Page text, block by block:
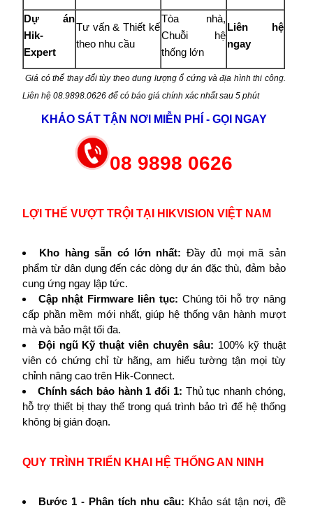
Dự án
Hik-
Expert
Tư vấn & Thiết kế
theo nhu cầu
Tòa nhà,
Chuỗi hệ
thống lớn
Liên hệ
ngay
Giá có thể thay đổi tùy theo dung lượng ổ cứng và địa hình thi công.
Liên hệ 08.9898.0626 để có báo giá chính xác nhất sau 5 phút
KHẢO SÁT TẬN NƠI MIỄN PHÍ - GỌI NGAY
08 9898 0626
LỢI THẾ VƯỢT TRỘI TẠI HIKVISION VIỆT NAM
Kho hàng sẵn có lớn nhất: Đầy đủ mọi mã sản
phẩm từ dân dụng đến các dòng dự án đặc thù, đảm bảo
cung ứng ngay lập tức.
Cập nhật Firmware liên tục: Chúng tôi hỗ trợ nâng
cấp phần mềm mới nhất, giúp hệ thống vận hành mượt
mà và bảo mật tối đa.
Đội ngũ Kỹ thuật viên chuyên sâu: 100% kỹ thuật
viên có chứng chỉ từ hãng, am hiểu tường tận mọi tùy
chỉnh nâng cao trên Hik-Connect.
Chính sách bảo hành 1 đổi 1: Thủ tục nhanh chóng,
hỗ trợ thiết bị thay thế trong quá trình bảo trì để hệ thống
không bị gián đoạn.
QUY TRÌNH TRIỂN KHAI HỆ THỐNG AN NINH
Bước 1 - Phân tích nhu cầu: Khảo sát tận nơi, đề